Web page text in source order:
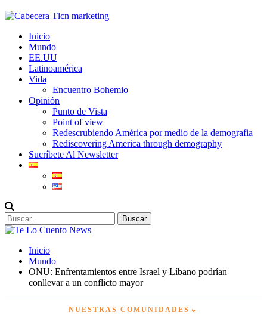
Inicio
Mundo
EE.UU
Latinoamérica
Vida
Encuentro Bohemio
Opinión
Punto de Vista
Point of view
Redescrubiendo América por medio de la demografia
Rediscovering America through demography
Sucríbete Al Newsletter
Inicio
Mundo
ONU: Enfrentamientos entre Israel y Líbano podrían
conllevar a un conflicto mayor
NUESTRAS COMUNIDADES ⌄